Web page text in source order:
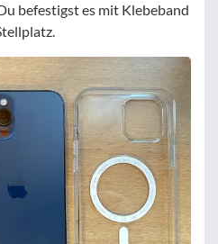
befestigst es mit Klebeband